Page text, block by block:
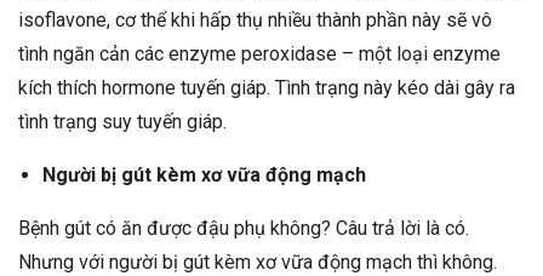
isoflavone, cơ thể khi hấp thụ nhiều thành phần này sẽ vô
tình ngăn cản các enzyme peroxidase – một loại enzyme
kích thích hormone tuyến giáp. Tình trạng này kéo dài gây ra
tình trạng suy tuyến giáp.
Người bị gút kèm xơ vữa động mạch
Bệnh gút có ăn được đậu phụ không? Câu trả lời là có.
Nhưng với người bị gút kèm xơ vữa động mạch thì không.